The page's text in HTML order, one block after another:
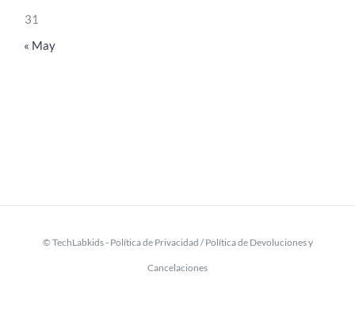
31
« May
© TechLabkids - Política de Privacidad /Política de Devoluciones y
Cancelaciones